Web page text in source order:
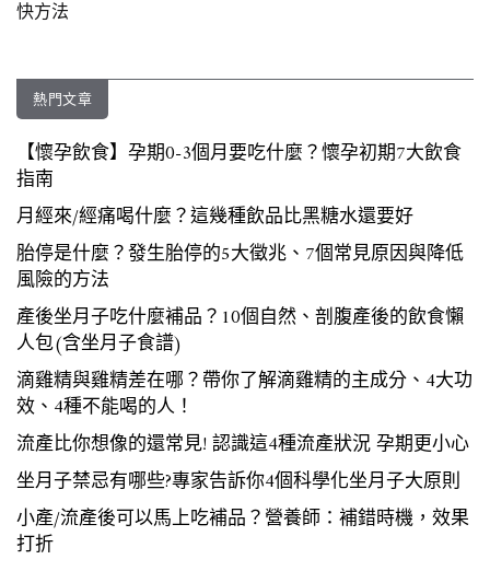
快方法
熱門文章
【懷孕飲食】孕期0-3個月要吃什麼？懷孕初期7大飲食
指南
月經來/經痛喝什麼？這幾種飲品比黑糖水還要好
胎停是什麼？發生胎停的5大徵兆、7個常見原因與降低
風險的方法
產後坐月子吃什麼補品？10個自然、剖腹產後的飲食懶
人包(含坐月子食譜)
滴雞精與雞精差在哪？帶你了解滴雞精的主成分、4大功
效、4種不能喝的人！
流產比你想像的還常見! 認識這4種流產狀況 孕期更小心
坐月子禁忌有哪些?專家告訴你4個科學化坐月子大原則
小產/流產後可以馬上吃補品？營養師：補錯時機，效果
打折